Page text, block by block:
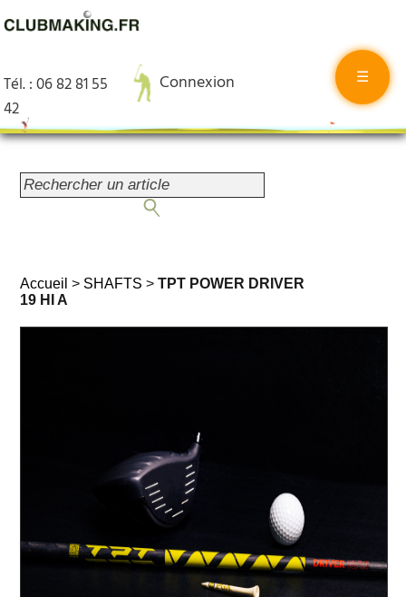
☰
Tél. : 06 82 81 55
42
Connexion
Accueil > SHAFTS >TPT POWER DRIVER
19 HI A